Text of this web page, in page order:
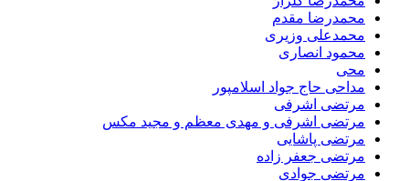
محمدرضا مقدم
محمدعلی وزیری
محمود انصاری
محی
مداحی حاج جواد اسلامپور
مرتضی اشرفی
مرتضی اشرفی و مهدی معظم و مجید مکس
مرتضی پاشایی
مرتضی جعفر زاده
مرتضی جوادی